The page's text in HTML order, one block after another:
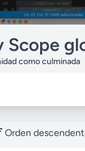
Scope
como culminada
Orden